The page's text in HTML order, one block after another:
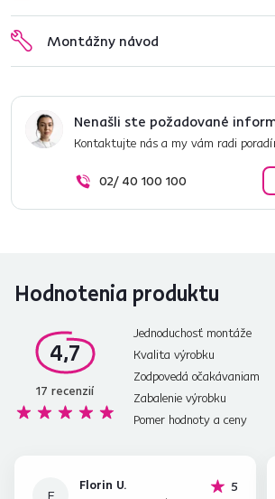
Montážny návod
Nenašli ste požadované
Kontaktujte nás a my vám radi
02/ 40 100 100
Hodnotenia produktu
4,7
17 recenzií
Jednoduchosť montáže
Kvalita výrobku
Zodpovedá očakávaniam
Zabalenie výrobku
Pomer hodnoty a ceny
F
Florin U. 5